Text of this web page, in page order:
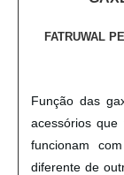
FATRUWAL
Função das
acessórios
funcionam
diferente de